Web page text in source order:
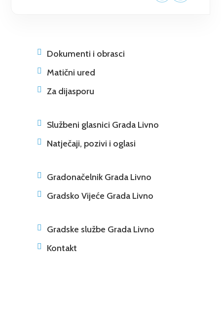
 Dokumenti i obrasci
 Matični ured
 Za dijasporu
 Službeni glasnici Grada Livno
 Natječaji, pozivi i oglasi
 Gradonačelnik Grada Livno
 Gradsko Vijeće Grada Livno
 Gradske službe Grada Livno
 Kontakt